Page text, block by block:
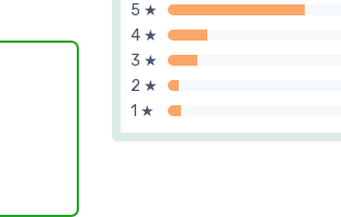
5 ★
4 ★
3 ★
2 ★
1 ★